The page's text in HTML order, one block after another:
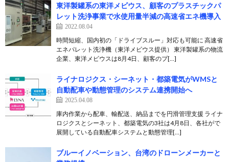
東洋製罐系の東洋メビウス、顧客のプラスチックパ
レット洗浄事業で水使用量半減の高速省エネ機導入
2022.08.04
時間短縮、国内初の「ドライブスルー」対応も可能に 高速省
エネパレット洗浄機（東洋メビウス提供） 東洋製罐系の物流
企業、東洋メビウスは8月4日、顧客のプ[…]
ライナロジクス・シーネット・都築電気がWMSと
自動配車や動態管理のシステム連携開始へ
2025.04.08
庫内作業から配車、輸配送、納品までを円滑管理支援 ライナ
ロジクスとシーネット、都築電気の3社は4月8日、各社がで
展開している自動配車システムと動態管理[…]
ブルーイノベーション、台湾のドローンメーカーと